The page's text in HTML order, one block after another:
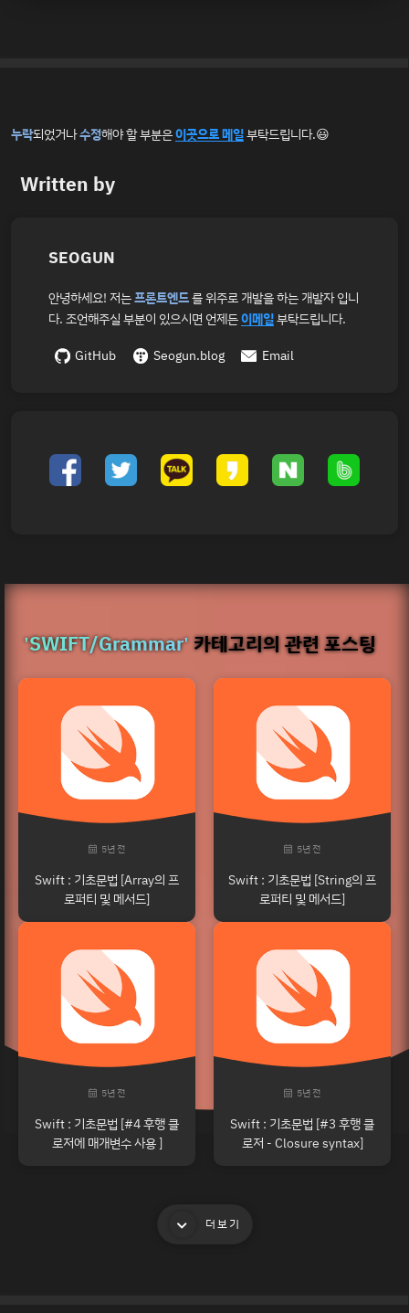
누락되었거나수정해야 할 부분은이곳으로 메일부탁드립니다.😃
Written by
SEOGUN
안녕하세요! 저는프론트엔드를 위주로 개발을 하는 개발자 입니
다. 조언해주실 부분이 있으시면 언제든이메일부탁드립니다.
GitHub
Seogun.blog Email
'SWIFT/Grammar'카테고리의 관련 포스팅
5년 전
Swift : 기초문법 [Array의 프
로퍼티 및 메서드]
5년 전
Swift : 기초문법 [String의 프
로퍼티 및 메서드]
5년 전
Swift : 기초문법 [#4 후행 클
로저에 매개변수 사용 ]
5년 전
Swift : 기초문법 [#3 후행 클
로저 - Closure syntax]
더보기